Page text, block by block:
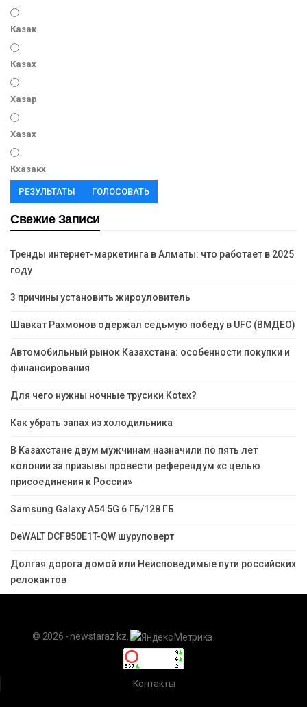
Казак
Казах
Хазар
Хазах
Кхазакх
РЕЗУЛЬТАТЫ ГОЛОСОВАТЬ
Свежие Записи
Тренды интернет-маркетинга в Алматы: что работает в 2025
году
3 причины установить жироуловитель
Шавкат Рахмонов одержал седьмую победу в UFC (ВМДЕО)
Автомобильный рынок Казахстана: особенности покупки и
финансирования
Для чего нужны ночные трусики Kotex?
Как убрать запах из холодильника
В Казахстане двум мужчинам назначили по пять лет
колонии за призывы провести референдум «с целью
присоединения к России»
Samsung Galaxy A54 5G 6 ГБ/128 ГБ
DeWALT DCF850E1T-QW шуруповерт
Долгая дорога домой или Неисповедимые пути российских
релокантов
© 2026 - newstaraz.kz.
Контакты